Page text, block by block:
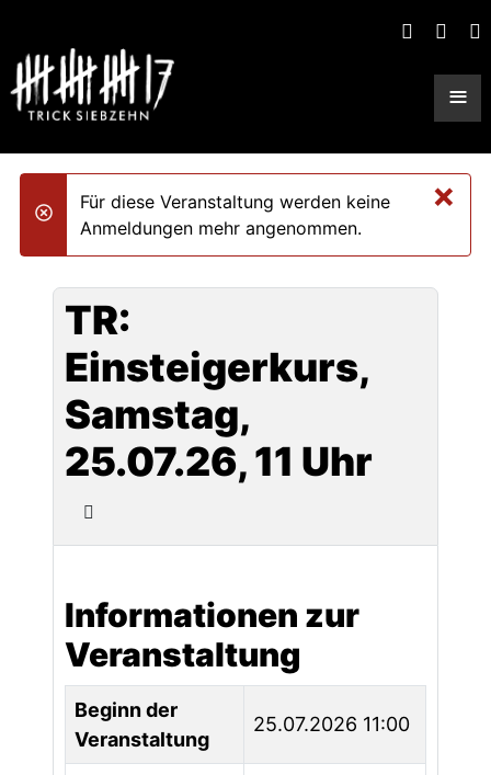
≡
×
danger
Für diese Veranstaltung werden keine
Anmeldungen mehr angenommen.
TR:
Einsteigerkurs,
Samstag,
25.07.26, 11 Uhr
Informationen zur
Veranstaltung
Beginn der
Veranstaltung
25.07.2026 11:00